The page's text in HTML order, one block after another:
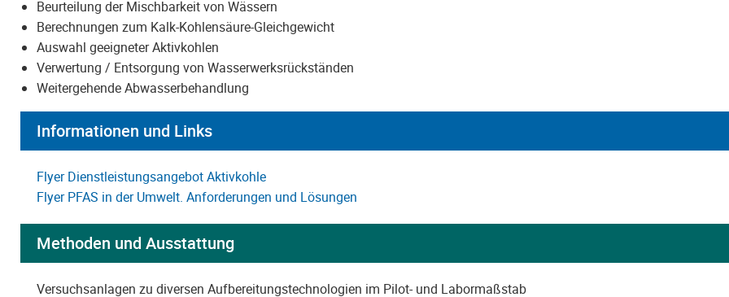
Beurteilung der Mischbarkeit von Wässern
Berechnungen zum Kalk-Kohlensäure-Gleichgewicht
Auswahl geeigneter Aktivkohlen
Verwertung / Entsorgung von Wasserwerksrückständen
Weitergehende Abwasserbehandlung
Informationen und Links
Flyer Dienstleistungsangebot Aktivkohle
Flyer PFAS in der Umwelt. Anforderungen und Lösungen
Methoden und Ausstattung
Versuchsanlagen zu diversen Aufbereitungstechnologien im Pilot- und Labormaßstab